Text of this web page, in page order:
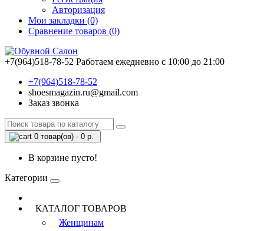
Авторизация
Мои закладки (0)
Сравнение товаров (0)
+7(964)518-78-52 Работаем ежедневно с 10:00 до 21:00
+7(964)518-78-52
shoesmagazin.ru@gmail.com
Заказ звонка
0 товар(ов) - 0 р.
В корзине пусто!
Категории
КАТАЛОГ ТОВАРОВ
Женщинам